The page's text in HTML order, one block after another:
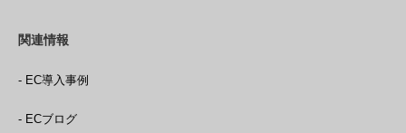
関連情報
- EC導入事例
- ECブログ